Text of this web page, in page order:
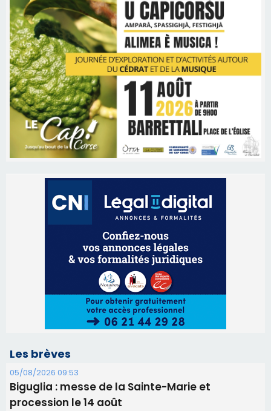
Les brèves
05/08/2026 09:53
Biguglia : messe de la Sainte-Marie et
procession le 14 août